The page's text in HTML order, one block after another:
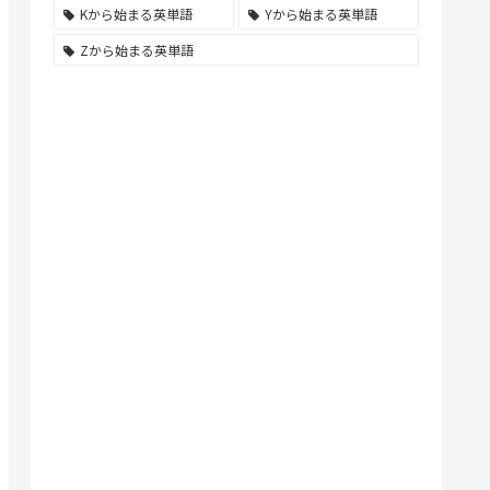
Kから始まる英単語
Yから始まる英単語
Zから始まる英単語